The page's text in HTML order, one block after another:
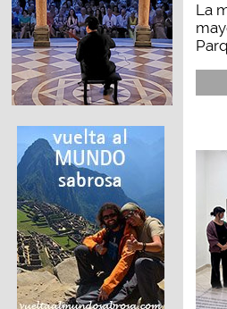
La